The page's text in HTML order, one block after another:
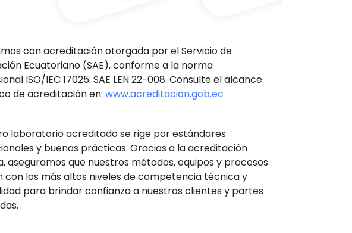
con acreditación otorgada por el Servicio de
Ecuatoriano (SAE), conforme a la norma
ISO/IEC 17025: SAE LEN 22-008. Consulte el alcance
de acreditación en: www.acreditacion.gob.ec
laboratorio acreditado se rige por estándares
y buenas prácticas. Gracias a la acreditación
aseguramos que nuestros métodos, equipos y procesos
con los más altos niveles de competencia técnica y
para brindar confianza a nuestros clientes y partes